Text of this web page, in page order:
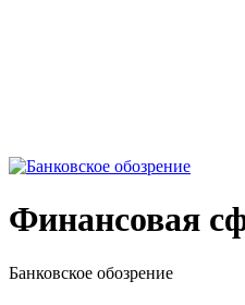
Финансовая
Банковское обозрение